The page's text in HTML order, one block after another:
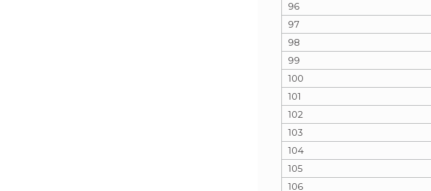
96
97
98
99
100
101
102
103
104
105
106